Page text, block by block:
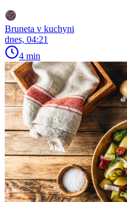
Bruneta v kuchyni
dnes, 04:21
4 min